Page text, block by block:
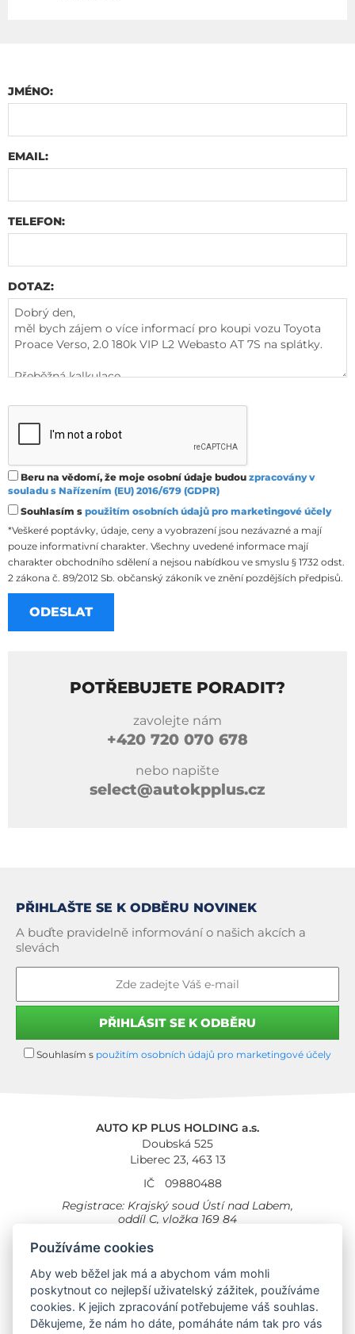
JMÉNO:
EMAIL:
TELEFON:
DOTAZ:
Beru na vědomí, že moje osobní údaje budou zpracovány v
souladu s Nařízením (EU) 2016/679 (GDPR)
Souhlasím s použitím osobních údajů pro marketingové účely
*Veškeré poptávky, údaje, ceny a vyobrazení jsou nezávazné a mají
pouze informativní charakter. Všechny uvedené informace mají
charakter obchodního sdělení a nejsou nabídkou ve smyslu § 1732 odst.
2 zákona č. 89/2012 Sb. občanský zákoník ve znění pozdějších předpisů.
POTŘEBUJETE PORADIT?
zavolejte nám
+420 720 070 678
nebo napište
select@autokpplus.cz
PŘIHLAŠTE SE K ODBĚRU NOVINEK
A buďte pravidelně informování o našich akcích a
slevách
Souhlasím s použitím osobních údajů pro marketingové účely
AUTO KP PLUS HOLDING a.s.
Doubská 525
Liberec 23, 463 13
IČ
09880488
Registrace: Krajský soud Ústí nad Labem,
oddíl C, vložka 169 84
Cookies Všeobecné obchodní podmínky
Provozovna Toyota
Londýnská 558
Liberec, 460 01
Provozovna Toyota Professional
Používáme cookies
Aby web běžel jak má a abychom vám mohli
poskytnout co nejlepší uživatelský zážitek, používáme
cookies. K jejich zpracování potřebujeme váš souhlas.
Děkujeme, že nám ho dáte, pomáháte nám tak pro vás